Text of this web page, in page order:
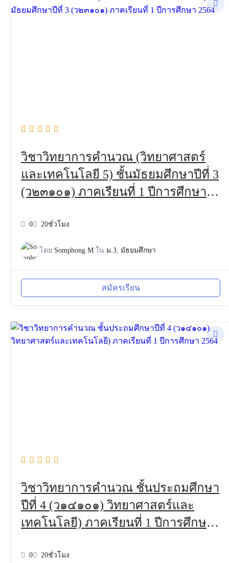
วิชาวิทยาการคำนวณ (วิทยาศาสตร์
และเทคโนโลยี 5) ชั้นมัธยมศึกษาปีที่ 3
(ว๒๓๑๐๑) ภาคเรียนที่ 1 ปีการศึกษา
0 20ชั่วโมง
โดย Somphong M ใน ม.3 มัธยมศึกษา
สมัครเรียน
วิชาวิทยาการคำนวณ ชั้นประถมศึกษา
ปีที่ 4 (ว๑๔๑๐๑) วิทยาศาสตร์และ
เทคโนโลยี) ภาคเรียนที่ 1 ปีการศึกษา
0 20ชั่วโมง